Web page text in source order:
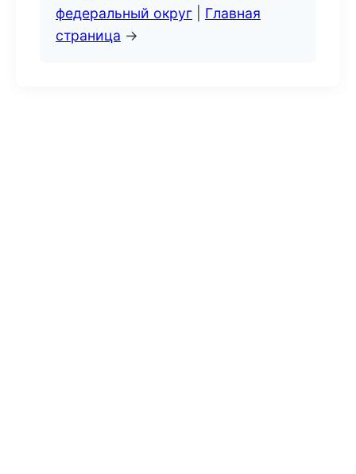
федеральный округ
Главная
страница →